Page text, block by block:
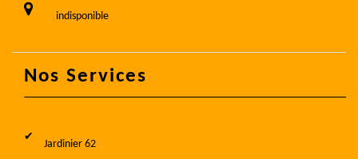
indisponible
Nos Services
Jardinier 62